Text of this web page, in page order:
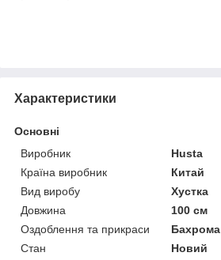
Характеристики
Основні
Виробник
Husta
Країна виробник
Китай
Вид виробу
Хустка
Довжина
100 см
Оздоблення та прикраси
Бахрома
Стан
Новий